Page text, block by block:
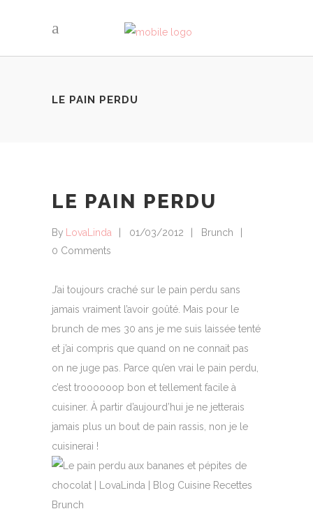
LE PAIN PERDU
LE PAIN PERDU
By LovaLinda 01/03/2012
Brunch
0 Comments
J’ai toujours craché sur le pain perdu sans
jamais vraiment l’avoir goûté. Mais pour le
brunch de mes 30 ans je me suis laissée tenté
et j’ai compris que quand on ne connait pas
on ne juge pas. Parce qu’en vrai le pain perdu,
c’est troooooop bon et tellement facile à
cuisiner. À partir d’aujourd’hui je ne jetterais
jamais plus un bout de pain rassis, non je le
cuisinerai !